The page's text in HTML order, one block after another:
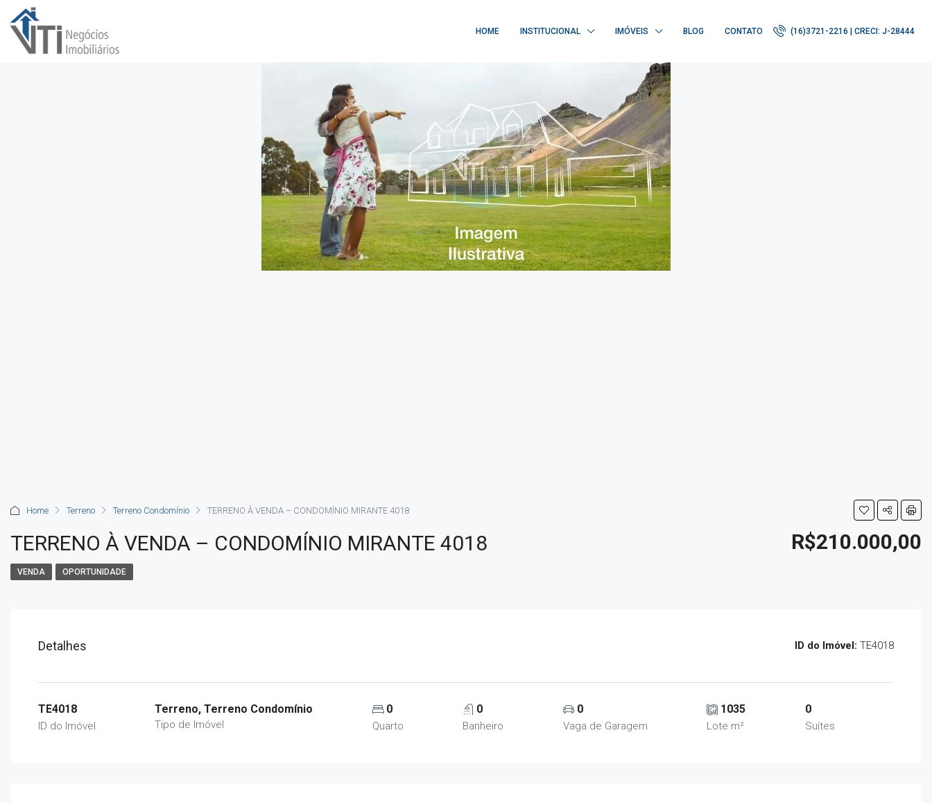
HOME INSTITUCIONAL IMÓVEIS BLOG CONTATO (16)3721-2216 | CRECI: J-28444
Home Terreno Terreno Condomínio TERRENO À VENDA – CONDOMÍNIO MIRANTE 4018
TERRENO À VENDA – CONDOMÍNIO MIRANTE 4018 R$210.000,00
VENDA OPORTUNIDADE
Detalhes ID do Imóvel: TE4018
TE4018
ID do Imóvel
Terreno, Terreno Condomínio
Tipo de Imóvel
0
Quarto
0
Banheiro
0
Vaga de Garagem
1035
Lote m²
0
Suítes